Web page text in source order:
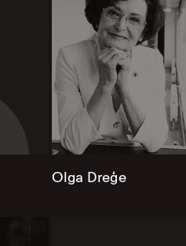
Olga Dreģe